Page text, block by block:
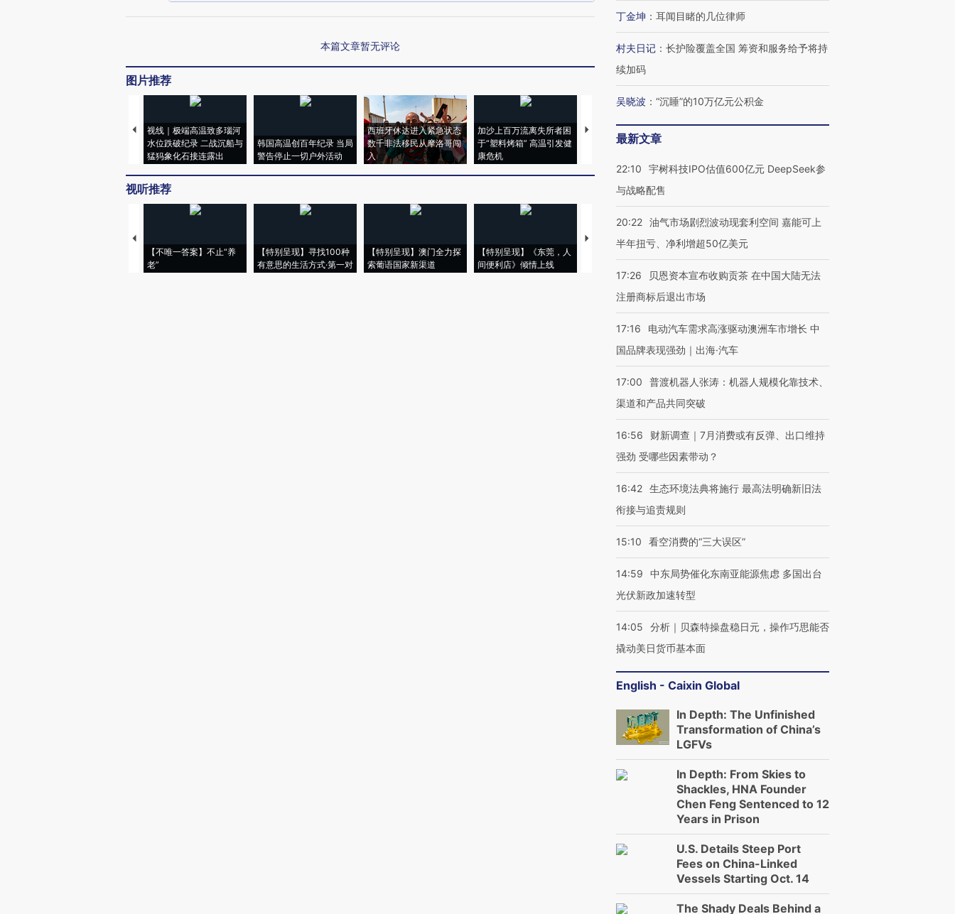
本篇文章暂无评论
图片推荐
视线｜极端高温致多瑙河
水位跌破纪录 二战沉船与
猛犸象化石接连露出
韩国高温创百年纪录 当局
警告停止一切户外活动
西班牙休达进入紧急状态
数千非法移民从摩洛哥闯
入
加沙上百万流离失所者困
于“塑料烤箱” 高温引发健
康危机
视线｜HYROX的吸金
术：是什么让中产们甘
视听推荐
【不唯一答案】不止“养
老”
【特别呈现】寻找100种
有意思的生活方式·第一对
【特别呈现】澳门全力探
索葡语国家新渠道
【特别呈现】《东莞，人
间便利店》倾情上线
【推广】走进第四届链博
会，让数智科技“链”接产
【特别呈现】寻找100种
丁金坤 ： 耳闻目睹的几位律师
村夫日记 ： 长护险覆盖全国 筹资和服务给予将持
续加码
吴晓波 ： “沉睡”的10万亿元公积金
最新文章
22:10
宇树科技IPO估值600亿元 DeepSeek参
与战略配售
20:22 油气市场剧烈波动现套利空间 嘉能可上
半年扭亏、净利增超50亿美元
17:26
贝恩资本宣布收购贡茶 在中国大陆无法
注册商标后退出市场
17:16
电动汽车需求高涨驱动澳洲车市增长 中
国品牌表现强劲｜出海·汽车
17:00
普渡机器人张涛：机器人规模化靠技术、
渠道和产品共同突破
16:56
财新调查｜7月消费或有反弹、出口维持
强劲 受哪些因素带动？
16:42 生态环境法典将施行 最高法明确新旧法
衔接与追责规则
15:10 看空消费的“三大误区”
14:59
中东局势催化东南亚能源焦虑 多国出台
光伏新政加速转型
14:05
分析｜贝森特操盘稳日元，操作巧思能否
撬动美日货币基本面
English - Caixin Global
In Depth: The Unfinished
Transformation of China’s
LGFVs
In Depth: From Skies to
Shackles, HNA Founder
Chen Feng Sentenced to 12
Years in Prison
U.S. Details Steep Port
Fees on China-Linked
Vessels Starting Oct. 14
The Shady Deals Behind a